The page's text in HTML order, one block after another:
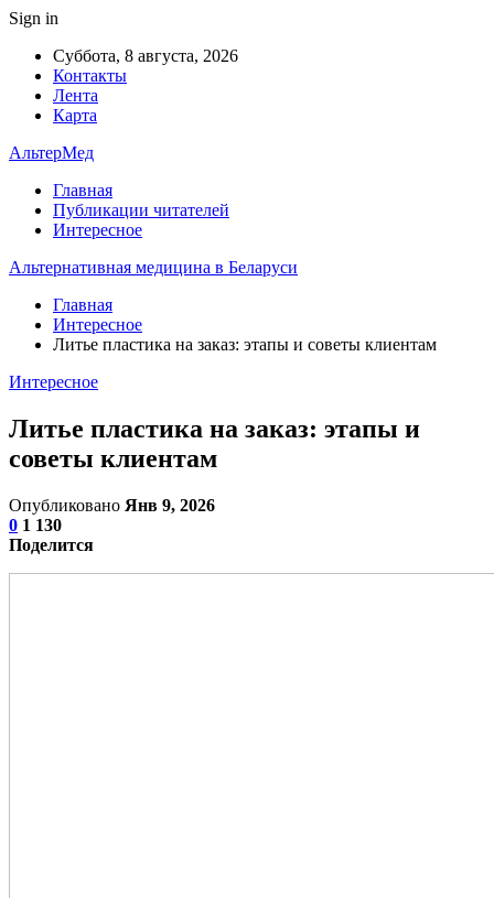
Sign in
Суббота, 8 августа, 2026
Контакты
Лента
Карта
АльтерМед
Главная
Публикации читателей
Интересное
Альтернативная медицина в Беларуси
Главная
Интересное
Литье пластика на заказ: этапы и советы клиентам
Интересное
Литье пластика на заказ: этапы и
советы клиентам
Опубликовано Янв 9, 2026
0 1 130
Поделится